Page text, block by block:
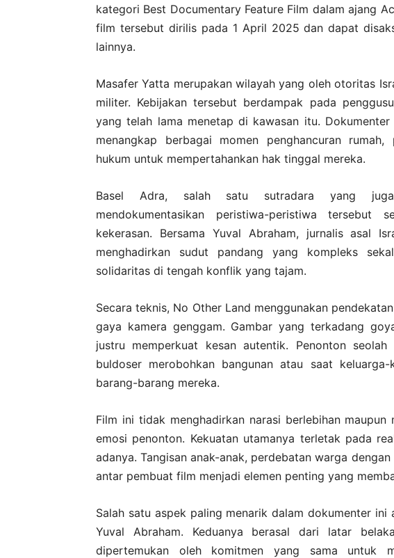
kategori Best Documentary Feature Film dalam ajang
film tersebut dirilis pada 1 April 2025 dan dapat
lainnya.
Masafer Yatta merupakan wilayah yang oleh otoritas
militer. Kebijakan tersebut berdampak pada
yang telah lama menetap di kawasan itu.
menangkap berbagai momen penghancuran
hukum untuk mempertahankan hak tinggal mereka.
Basel Adra, salah satu sutradara yang juga
mendokumentasikan peristiwa-peristiwa tersebut
kekerasan. Bersama Yuval Abraham, jurnalis asal
menghadirkan sudut pandang yang kompleks
solidaritas di tengah konflik yang tajam.
Secara teknis, No Other Land menggunakan
gaya kamera genggam. Gambar yang terkadang
justru memperkuat kesan autentik. Penonton
buldoser merobohkan bangunan atau saat keluarga-
barang-barang mereka.
Film ini tidak menghadirkan narasi berlebihan maupun
emosi penonton. Kekuatan utamanya terletak pada
adanya. Tangisan anak-anak, perdebatan warga
antar pembuat film menjadi elemen penting yang
Salah satu aspek paling menarik dalam dokumenter ini
Yuval Abraham. Keduanya berasal dari latar
dipertemukan oleh komitmen yang sama untuk